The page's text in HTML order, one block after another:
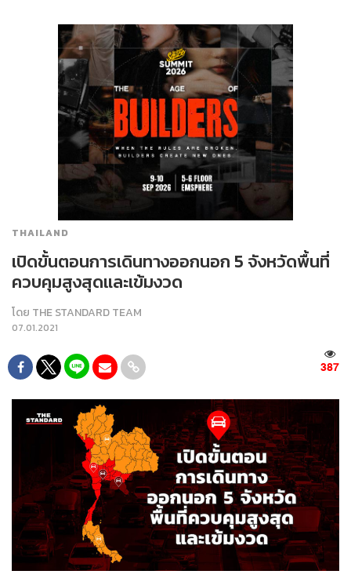
THAILAND
เปิดขั้นตอนการเดินทางออกนอก 5 จังหวัดพื้นที่
ควบคุมสูงสุดและเข้มงวด
โดย THE STANDARD TEAM
07.01.2021
387